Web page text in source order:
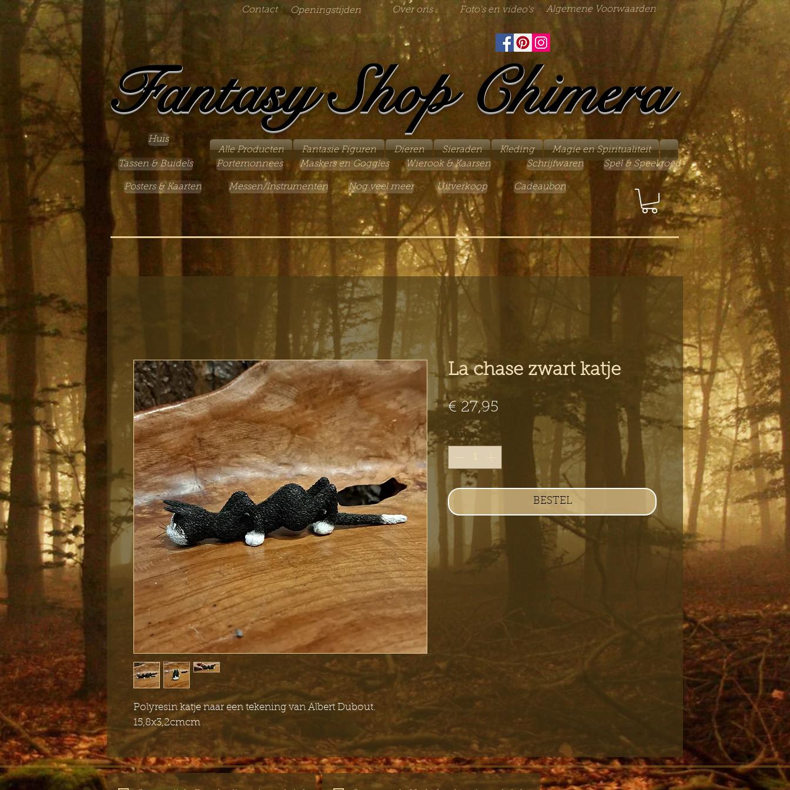
Contact Openingstijden Over ons Foto's en video's Algemene Voorwaarden
Fantasy Shop Chimera
Huis
Alle Producten
Fantasie Figuren Dieren Sieraden Kleding
Magie en Spiritualiteit
Tassen & Buidels
Portemonnees Maskers en Goggles Wierook & Kaarsen Schrijfwaren
Posters & Kaarten Messen/Instrumenten Nog veel meer Uitverkoop Cadeaubon
Spel & Speelgoed
Polyresin katje naar een tekening van Albert Dubout.
15,8x3,2cmcm
La chase zwart katje
€ 27,95
Aantal *
BESTEL